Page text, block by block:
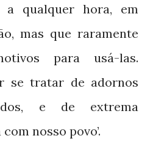
a qualquer hora, em
mas que raramente
para usá-las.
se tratar de adornos
e de extrema
nosso povo’.